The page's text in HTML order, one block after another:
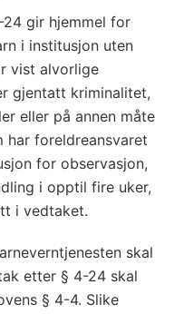
gir hjemmel for
i institusjon uten
vist alvorlige
gjentatt kriminalitet,
eller på annen måte
har foreldreansvaret
for observasjon,
i opptil fire uker,
i vedtaket.
skal
etter § 4-24 skal
§ 4-4. Slike